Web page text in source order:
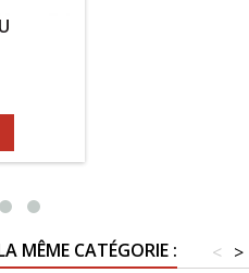
MÊME CATÉGORIE : >
<